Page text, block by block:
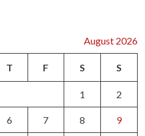
August 2026
T F S S
1 2
6 7 8 9